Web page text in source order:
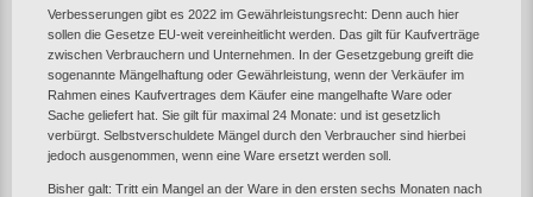
Verbesserungen gibt es 2022 im Gewährleistungsrecht: Denn auch hier
sollen die Gesetze EU-weit vereinheitlicht werden. Das gilt für Kaufverträge
zwischen Verbrauchern und Unternehmen. In der Gesetzgebung greift die
sogenannte Mängelhaftung oder Gewährleistung, wenn der Verkäufer im
Rahmen eines Kaufvertrages dem Käufer eine mangelhafte Ware oder
Sache geliefert hat. Sie gilt für maximal 24 Monate: und ist gesetzlich
verbürgt. Selbstverschuldete Mängel durch den Verbraucher sind hierbei
jedoch ausgenommen, wenn eine Ware ersetzt werden soll.
Bisher galt: Tritt ein Mangel an der Ware in den ersten sechs Monaten nach